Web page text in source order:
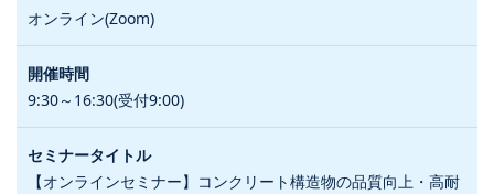
オンライン(Zoom)
9:30～16:30(受付9:00)
【オンラインセミナー】コンクリート構造物の品質向上・高耐